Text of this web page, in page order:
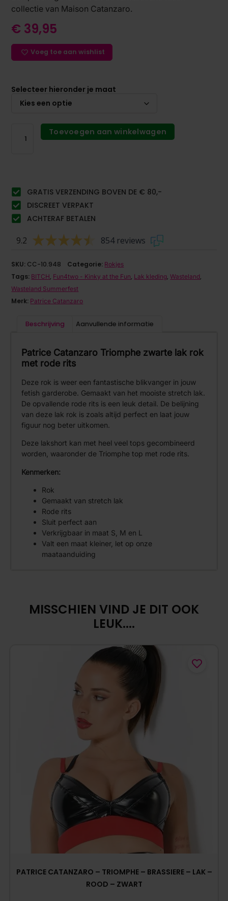
collectie van Maison Catanzaro.
€ 39,95
Voeg toe aan wishlist
Selecteer hieronder je maat
Toevoegen aan winkelwagen
GRATIS VERZENDING BOVEN DE € 80,-
DISCREET VERPAKT
ACHTERAF BETALEN
9.2 854 reviews
SKU: CC-10.948 Categorie: Rokjes
Tags: BITCH, Fun4two - Kinky at the Fun, Lak kleding,Wasteland,
Wasteland Summerfest
Merk: Patrice Catanzaro
Beschrijving Aanvullende informatie
Patrice Catanzaro Triomphe zwarte lak rok
met rode rits
Deze rok is weer een fantastische blikvanger in jouw
fetish garderobe. Gemaakt van het mooiste stretch lak.
De opvallende rode rits is een leuk detail. De belijning
van deze lak rok is zoals altijd perfect en laat jouw
figuur nog beter uitkomen.
Deze lakshort kan met heel veel tops gecombineerd
worden, waaronder de Triomphe top met rode rits.
Kenmerken:
Rok
Gemaakt van stretch lak
Rode rits
Sluit perfect aan
Verkrijgbaar in maat S, M en L
Valt een maat kleiner, let op onze
maataanduiding
MISSCHIEN VIND JE DIT OOK
LEUK....
PATRICE CATANZARO – TRIOMPHE – BRASSIERE – LAK –
ROOD – ZWART